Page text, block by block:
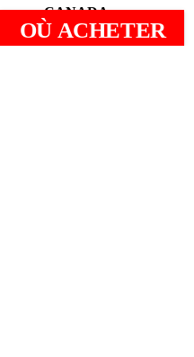
OÙ ACHETER
CANADA
DEUTSCHLAND